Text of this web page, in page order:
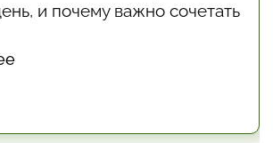
и почему важно сочетать